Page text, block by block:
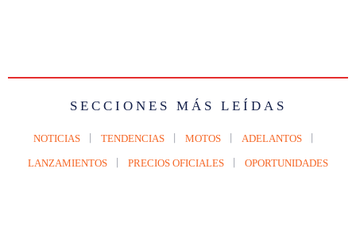
SECCIONES MÁS LEÍDAS
NOTICIAS TENDENCIAS MOTOS ADELANTOS
LANZAMIENTOS PRECIOS OFICIALES OPORTUNIDADES